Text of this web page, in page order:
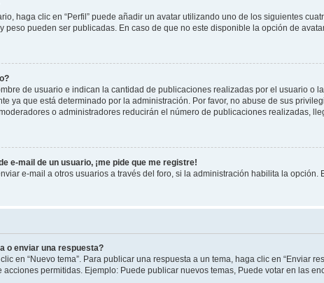
haga clic en “Perfil” puede añadir un avatar utilizando uno de los siguientes
peso pueden ser publicadas. En caso de que no este disponible la opción de
de usuario e indican la cantidad de publicaciones realizadas por el usuario o
ya que está determinado por la administración. Por favor, no abuse de sus
o administradores reducirán el número de publicaciones realizadas,
e-mail de un usuario, ¡me pide que me registre!
e-mail a otros usuarios a través del foro, si la administración habilita la
o enviar una respuesta?
en “Nuevo tema”. Para publicar una respuesta a un tema, haga clic en “Enviar
permitidas. Ejemplo: Puede publicar nuevos temas, Puede votar en las